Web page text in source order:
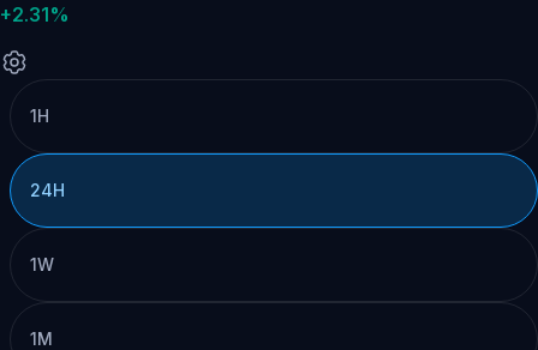
+2.31%
1H
24H
1W
1M